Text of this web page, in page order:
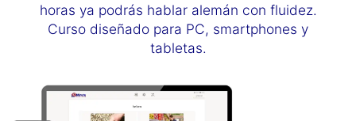
horas ya podrás hablar alemán con fluidez.
Curso diseñado para PC, smartphones y
tabletas.